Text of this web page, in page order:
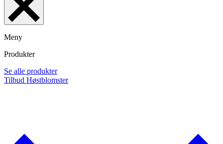
Meny
Produkter
Se alle produkter
Tilbud Høstblomster